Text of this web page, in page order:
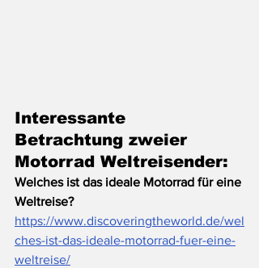
Interessante
Betrachtung zweier
Motorrad Weltreisender:
Welches ist das ideale Motorrad für eine
Weltreise?
https://www.discoveringtheworld.de/wel
ches-ist-das-ideale-motorrad-fuer-eine-
weltreise/